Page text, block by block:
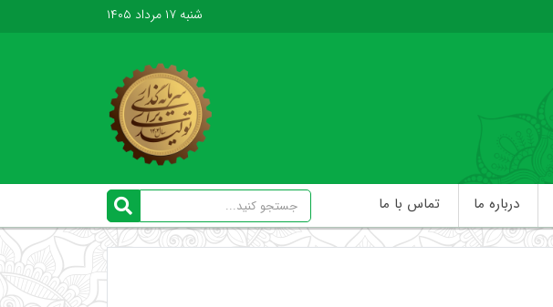
شنبه ۱۷ مرداد ۱۴۰۵
درباره ما تماس با ما